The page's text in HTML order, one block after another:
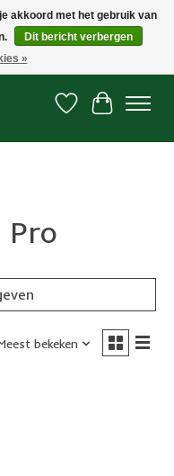
Golfshop in Dordrecht is
Verlanglijst
Pro
bekeken
akkoord met het gebruik van
Dit bericht verbergen
»